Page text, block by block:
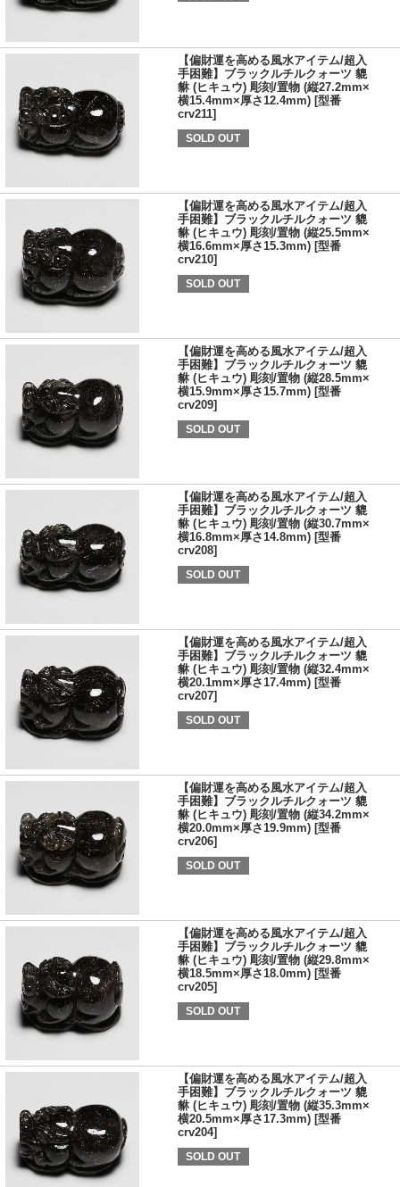
【偏財運を高める風水アイテム/超入
手困難】ブラックルチルクォーツ 貔
貅 (ヒキュウ) 彫刻/置物 (縦27.2mm×
横15.4mm×厚さ12.4mm) [型番
crv211]
SOLD OUT
【偏財運を高める風水アイテム/超入
手困難】ブラックルチルクォーツ 貔
貅 (ヒキュウ) 彫刻/置物 (縦25.5mm×
横16.6mm×厚さ15.3mm) [型番
crv210]
SOLD OUT
【偏財運を高める風水アイテム/超入
手困難】ブラックルチルクォーツ 貔
貅 (ヒキュウ) 彫刻/置物 (縦28.5mm×
横15.9mm×厚さ15.7mm) [型番
crv209]
SOLD OUT
【偏財運を高める風水アイテム/超入
手困難】ブラックルチルクォーツ 貔
貅 (ヒキュウ) 彫刻/置物 (縦30.7mm×
横16.8mm×厚さ14.8mm) [型番
crv208]
SOLD OUT
【偏財運を高める風水アイテム/超入
手困難】ブラックルチルクォーツ 貔
貅 (ヒキュウ) 彫刻/置物 (縦32.4mm×
横20.1mm×厚さ17.4mm) [型番
crv207]
SOLD OUT
【偏財運を高める風水アイテム/超入
手困難】ブラックルチルクォーツ 貔
貅 (ヒキュウ) 彫刻/置物 (縦34.2mm×
横20.0mm×厚さ19.9mm) [型番
crv206]
SOLD OUT
【偏財運を高める風水アイテム/超入
手困難】ブラックルチルクォーツ 貔
貅 (ヒキュウ) 彫刻/置物 (縦29.8mm×
横18.5mm×厚さ18.0mm) [型番
crv205]
SOLD OUT
【偏財運を高める風水アイテム/超入
手困難】ブラックルチルクォーツ 貔
貅 (ヒキュウ) 彫刻/置物 (縦35.3mm×
横20.5mm×厚さ17.3mm) [型番
crv204]
SOLD OUT